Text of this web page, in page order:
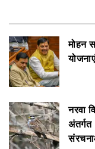
मोहन
नरवा